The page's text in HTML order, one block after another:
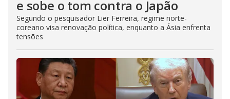
e sobe o tom contra o Japão
Segundo o pesquisador Lier Ferreira, regime norte-
coreano visa renovação política, enquanto a Ásia enfrenta
tensões